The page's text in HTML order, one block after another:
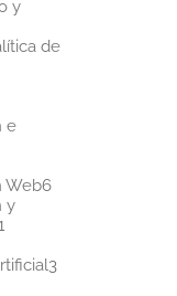
y
de
e
Web66
y
41
33